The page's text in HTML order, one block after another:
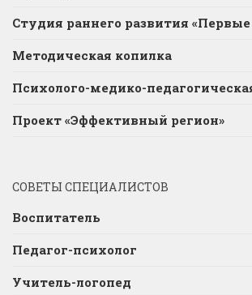
Студия раннего развития
Методическая копилка
Психолого-медико-
Проект «Эффективный регион»
СОВЕТЫ СПЕЦИАЛИСТОВ
Воспитатель
Педагог-психолог
Учитель-логопед